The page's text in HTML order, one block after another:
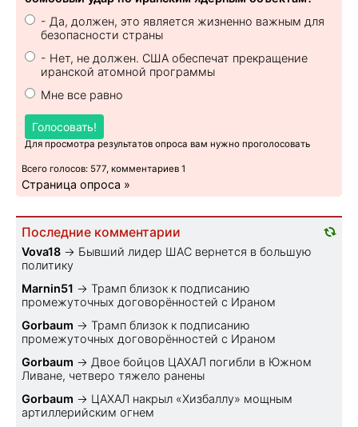
- Да, должен, это является жизненно важным для
безопасности страны
- Нет, не должен. США обеспечат прекращение
иранской атомной программы
Мне все равно
Голосовать!
Для просмотра результатов опроса вам нужно проголосовать
Всего голосов: 577, комментариев 1
Страница опроса »
Последние комментарии
Vova18 → Бывший лидер ШАС вернется в большую
политику
Marnin51 → Трамп близок к подписанию
промежуточных договорённостей с Ираном
Gorbaum → Трамп близок к подписанию
промежуточных договорённостей с Ираном
Gorbaum → Двое бойцов ЦАХАЛ погибли в Южном
Ливане, четверо тяжело ранены
Gorbaum → ЦАХАЛ накрыл «Хизбаллу» мощным
артиллерийским огнем